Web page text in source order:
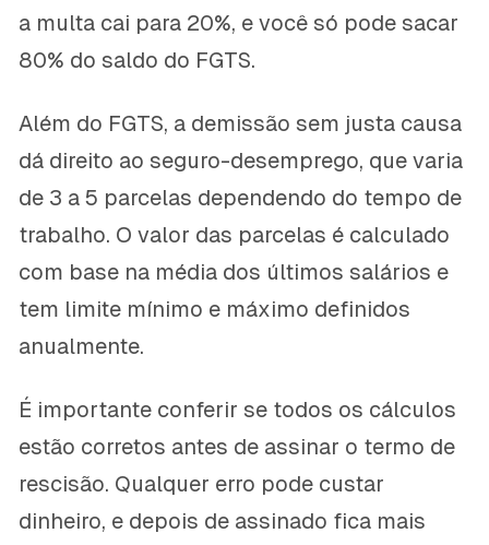
a multa cai para 20%, e você só pode sacar
80% do saldo do FGTS.
Além do FGTS, a demissão sem justa causa
dá direito ao seguro-desemprego, que varia
de 3 a 5 parcelas dependendo do tempo de
trabalho. O valor das parcelas é calculado
com base na média dos últimos salários e
tem limite mínimo e máximo definidos
anualmente.
É importante conferir se todos os cálculos
estão corretos antes de assinar o termo de
rescisão. Qualquer erro pode custar
dinheiro, e depois de assinado fica mais